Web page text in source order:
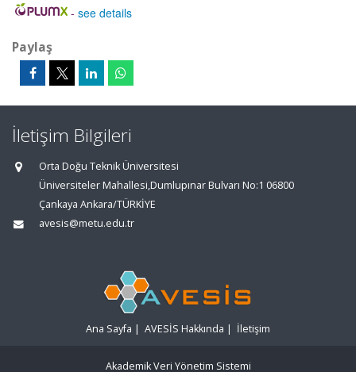
- see details
Paylaş
İletişim Bilgileri
Orta Doğu Teknik Üniversitesi
Üniversiteler Mahallesi,Dumlupınar Bulvarı No:1 06800
Çankaya Ankara/TÜRKİYE
avesis@metu.edu.tr
Ana Sayfa | AVESİS Hakkında | İletişim
Akademik Veri Yönetim Sistemi